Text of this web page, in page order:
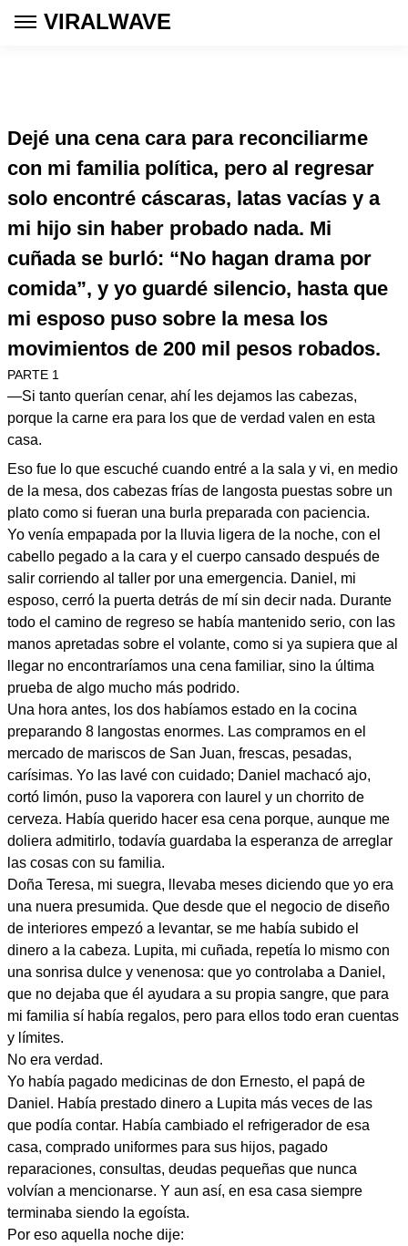
VIRALWAVE
Dejé una cena cara para reconciliarme
con mi familia política, pero al regresar
solo encontré cáscaras, latas vacías y a
mi hijo sin haber probado nada. Mi
cuñada se burló: “No hagan drama por
comida”, y yo guardé silencio, hasta que
mi esposo puso sobre la mesa los
movimientos de 200 mil pesos robados.
PARTE 1
—Si tanto querían cenar, ahí les dejamos las cabezas,
porque la carne era para los que de verdad valen en esta
casa.
Eso fue lo que escuché cuando entré a la sala y vi, en medio
de la mesa, dos cabezas frías de langosta puestas sobre un
plato como si fueran una burla preparada con paciencia.
Yo venía empapada por la lluvia ligera de la noche, con el
cabello pegado a la cara y el cuerpo cansado después de
salir corriendo al taller por una emergencia. Daniel, mi
esposo, cerró la puerta detrás de mí sin decir nada. Durante
todo el camino de regreso se había mantenido serio, con las
manos apretadas sobre el volante, como si ya supiera que al
llegar no encontraríamos una cena familiar, sino la última
prueba de algo mucho más podrido.
Una hora antes, los dos habíamos estado en la cocina
preparando 8 langostas enormes. Las compramos en el
mercado de mariscos de San Juan, frescas, pesadas,
carísimas. Yo las lavé con cuidado; Daniel machacó ajo,
cortó limón, puso la vaporera con laurel y un chorrito de
cerveza. Había querido hacer esa cena porque, aunque me
doliera admitirlo, todavía guardaba la esperanza de arreglar
las cosas con su familia.
Doña Teresa, mi suegra, llevaba meses diciendo que yo era
una nuera presumida. Que desde que el negocio de diseño
de interiores empezó a levantar, se me había subido el
dinero a la cabeza. Lupita, mi cuñada, repetía lo mismo con
una sonrisa dulce y venenosa: que yo controlaba a Daniel,
que no dejaba que él ayudara a su propia sangre, que para
mi familia sí había regalos, pero para ellos todo eran cuentas
y límites.
No era verdad.
Yo había pagado medicinas de don Ernesto, el papá de
Daniel. Había prestado dinero a Lupita más veces de las
que podía contar. Había cambiado el refrigerador de esa
casa, comprado uniformes para sus hijos, pagado
reparaciones, consultas, deudas pequeñas que nunca
volvían a mencionarse. Y aun así, en esa casa siempre
terminaba siendo la egoísta.
Por eso aquella noche dije: